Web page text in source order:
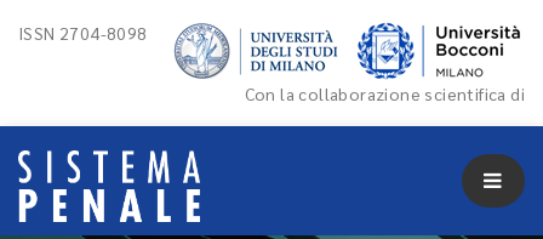
ISSN 2704-8098
Con la collaborazione scientifica di